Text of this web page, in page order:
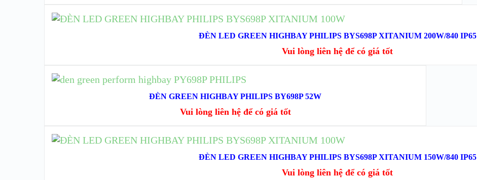
ĐỌC TIẾP
ĐÈN LED GREEN HIGHBAY PHILIPS BYS698P XITANIUM 200W/840 IP65
Vui lòng liên hệ để có giá tốt
ĐỌC TIẾP
ĐÈN GREEN HIGHBAY PHILIPS BY698P 52W
Vui lòng liên hệ để có giá tốt
ĐỌC TIẾP
ĐÈN LED GREEN HIGHBAY PHILIPS BYS698P XITANIUM 150W/840 IP65
Vui lòng liên hệ để có giá tốt